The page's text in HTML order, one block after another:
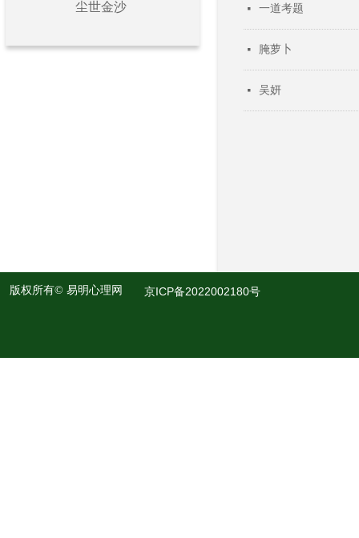
尘世金沙 넷 一道考题
넷 腌萝卜
넷 吴妍
版权所有© 易明心理网 京ICP备2022002180号